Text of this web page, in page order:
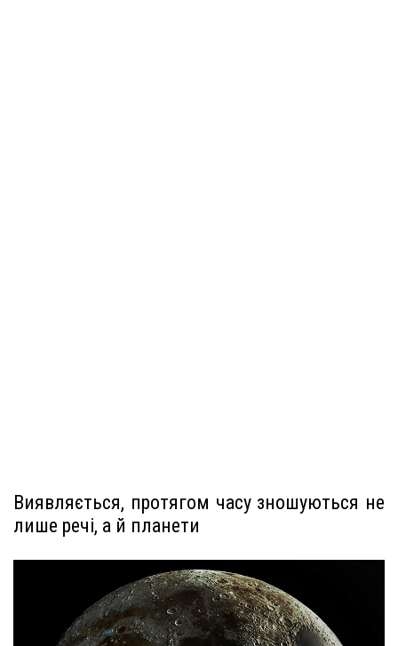
Виявляється, протягом часу зношуються не
лише речі, а й планети